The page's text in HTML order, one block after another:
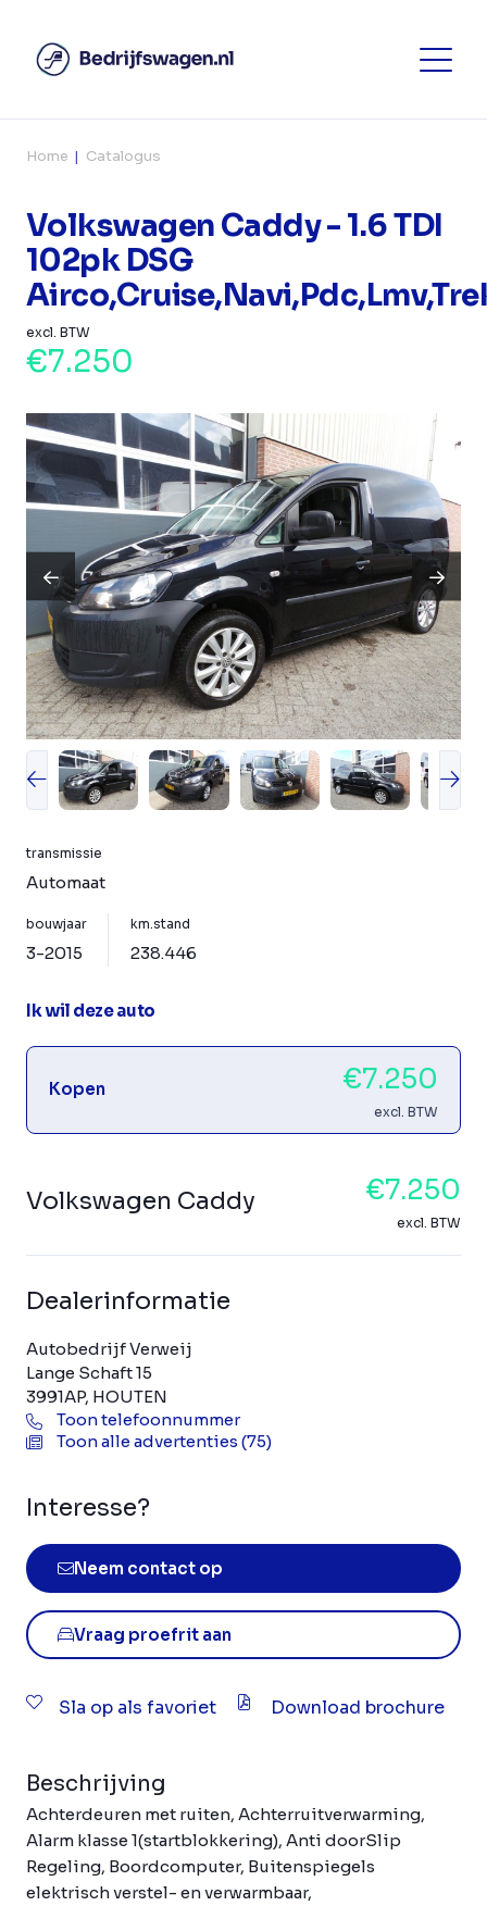
Home Catalogus
Volkswagen Caddy - 1.6 TDI
102pk DSG
excl. BTW
€7.250
transmissie
Automaat
bouwjaar
3-2015
km.stand
238.446
Ik wil deze auto
Kopen €7.250
excl. BTW
Volkswagen Caddy €7.250
excl. BTW
Dealerinformatie
Autobedrijf Verweij
Lange Schaft 15
3991AP, HOUTEN
Toon telefoonnummer
Toon alle advertenties (75)
Interesse?
Neem contact op
Vraag proefrit aan
Sla op als favoriet Download brochure
Beschrijving
Achterdeuren met ruiten, Achterruitverwarming,
Alarm klasse 1(startblokkering), Anti doorSlip
Regeling, Boordcomputer, Buitenspiegels
elektrisch verstel- en verwarmbaar,